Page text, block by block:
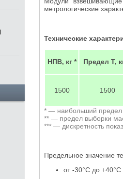
метрологические
Технические
НПВ, кг * Предел Т,
1500 1500
* — наибольший предел
** — предел выборки
*** — дискретность
Предельное значение
от -30°С до +40°С